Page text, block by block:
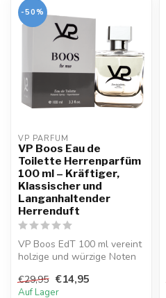
-50%
VP PARFUM
VP Boos Eau de
Toilette Herrenparfüm
100 ml – Kräftiger,
Klassischer und
Langanhaltender
Herrenduft
VP Boos EdT 100 ml vereint
holzige und würzige Noten
zu einem selbstbewussten,
m...
€29,95 €14,95
Auf Lager